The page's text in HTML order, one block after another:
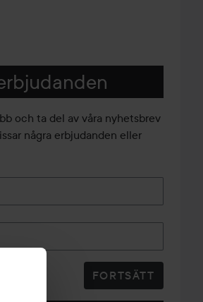
och ta del av våra nyhetsbrev
några erbjudanden eller
FORTSÄTT